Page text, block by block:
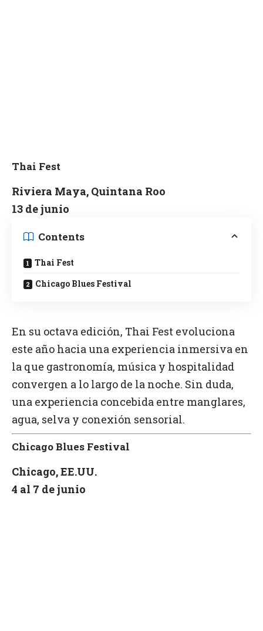
Thai Fest
Riviera Maya, Quintana Roo
13 dejunio
Contents
Thai Fest
Chicago Blues Festival
En su octava edición, Thai Fest evoluciona
este año hacia una experiencia inmersiva en
la que gastronomía, música y hospitalidad
convergen a lo largo de la noche. Sin duda,
una experiencia concebida entre manglares,
agua, selva y conexión sensorial.
Chicago Blues Festival
Chicago, EE.UU.
4 al 7 dejunio